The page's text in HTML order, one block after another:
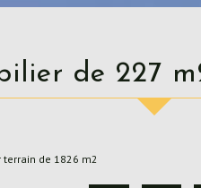
de 227
de 1826 m2